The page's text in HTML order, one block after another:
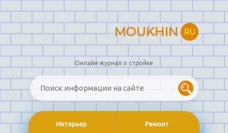
MOUKHIN RU
Онлайн-журнал о стройке
Интерьер Ремонт